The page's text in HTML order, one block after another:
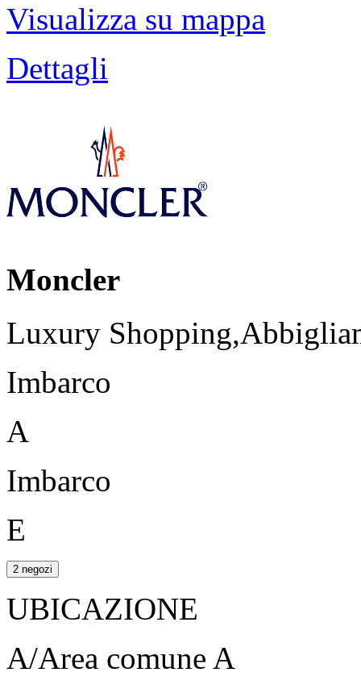
Visualizza su mappa
Dettagli
Moncler
Luxury
Imbarco
A
Imbarco
E
2 negozi
UBICAZIONE
A/Area comune A